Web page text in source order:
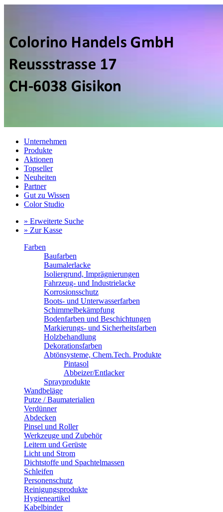
Unternehmen
Produkte
Aktionen
Topseller
Neuheiten
Partner
Gut zu Wissen
Color Studio
» Erweiterte Suche
» Zur Kasse
Farben
Baufarben
Baumalerlacke
Isoliergrund, Imprägnierungen
Fahrzeug- und Industrielacke
Korrosionsschutz
Boots- und Unterwasserfarben
Schimmelbekämpfung
Bodenfarben und Beschichtungen
Markierungs- und Sicherheitsfarben
Holzbehandlung
Dekorationsfarben
Abtönsysteme, Chem.Tech. Produkte
Pintasol
Abbeizer/Entlacker
Sprayprodukte
Wandbeläge
Putze / Baumaterialien
Verdünner
Abdecken
Pinsel und Roller
Werkzeuge und Zubehör
Leitern und Gerüste
Licht und Strom
Dichtstoffe und Spachtelmassen
Schleifen
Personenschutz
Reinigungsprodukte
Hygieneartikel
Kabelbinder